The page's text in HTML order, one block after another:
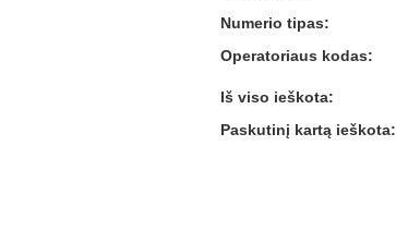
Numerio tipas:
Operatoriaus kodas:
Iš viso ieškota:
Paskutinį kartą ieškota: